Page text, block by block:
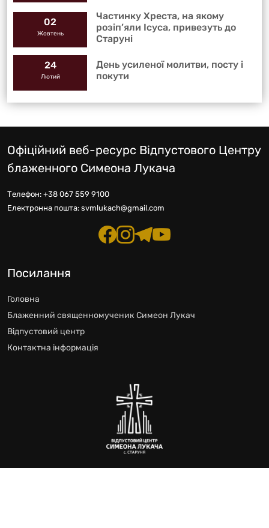
02
Жовтень
Частинку Хреста, на якому
розіп’яли Ісуса, привезуть до
Старуні
24
Лютий
День усиленої молитви, посту і
покути
Офіційний веб-ресурс Відпустового Центру
блаженного Симеона Лукача
Телефон: +38 067 559 9100
Електронна пошта: svmlukach@gmail.com
Посилання
Головна
Блаженний священномученик Симеон Лукач
Відпустовий центр
Контактна інформація